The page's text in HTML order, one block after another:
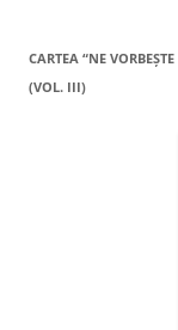
CARTEA “NE
(VOL. III)